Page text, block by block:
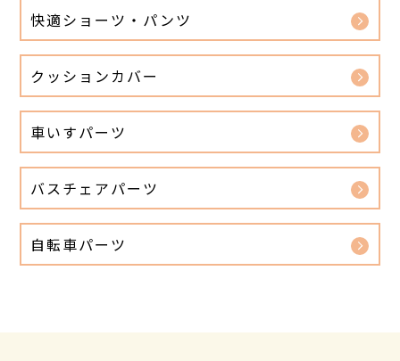
快適ショーツ・パンツ
クッションカバー
車いすパーツ
バスチェアパーツ
自転車パーツ